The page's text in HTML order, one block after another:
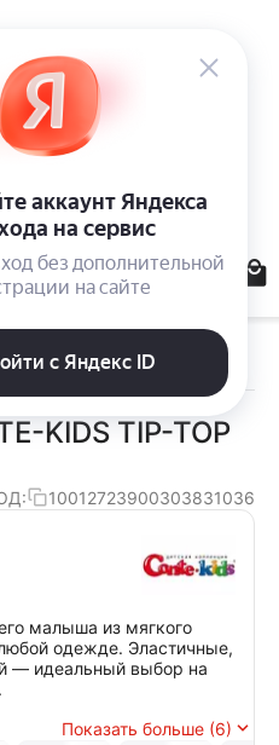
KIDS TIP-TOP
10012723900303831036
малыша из мягкого
одежде. Эластичные,
— идеальный выбор на
Показать больше (6)